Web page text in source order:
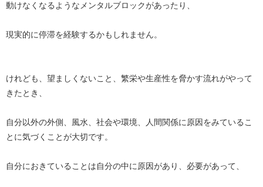
動けなくなるようなメンタルブロックがあったり、
現実的に停滞を経験するかもしれません。
けれども、望ましくないこと、繁栄や生産性を脅かす流れがやって
きたとき、
自分以外の外側、風水、社会や環境、人間関係に原因をみているこ
とに気づくことが大切です。
自分におきていることは自分の中に原因があり、必要があって、